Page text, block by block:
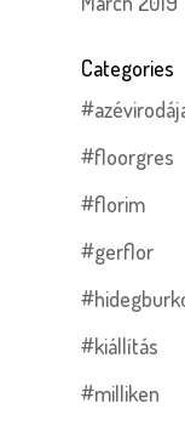
Categories
#floorgres
#florim
#gerflor
#kiállítás
#milliken